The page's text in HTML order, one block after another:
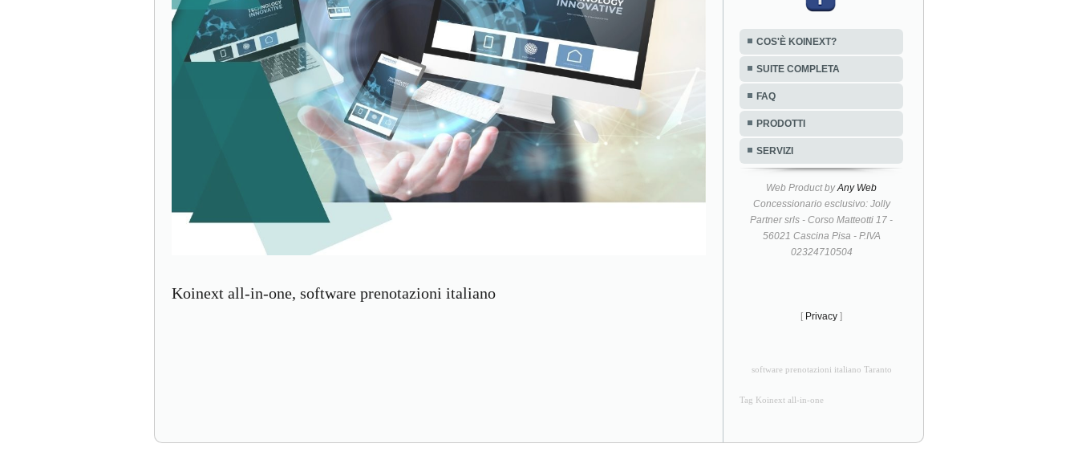
Koinext all-in-one, software prenotazioni italiano
COS'È KOINEXT?
SUITE COMPLETA
FAQ
PRODOTTI
SERVIZI
Web Product byAny Web
Concessionario esclusivo: Jolly
Partner srls - Corso Matteotti 17 -
56021 Cascina Pisa - P.IVA
02324710504
[ Privacy ]
software prenotazioni italiano Taranto
Tag Koinext all-in-one